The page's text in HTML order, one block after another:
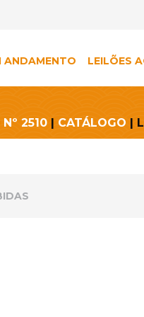
ANDAMENTO LEILÕES
2510 | CATÁLOGO |